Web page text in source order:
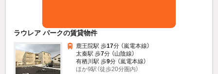
ラウレア パークの賃貸物件
鹿王院駅 歩17分 （嵐電本線）
太秦駅 歩7分 （山陰線）
有栖川駅 歩9分 （嵐電本線）
ほか9駅（徒歩20分圏内）